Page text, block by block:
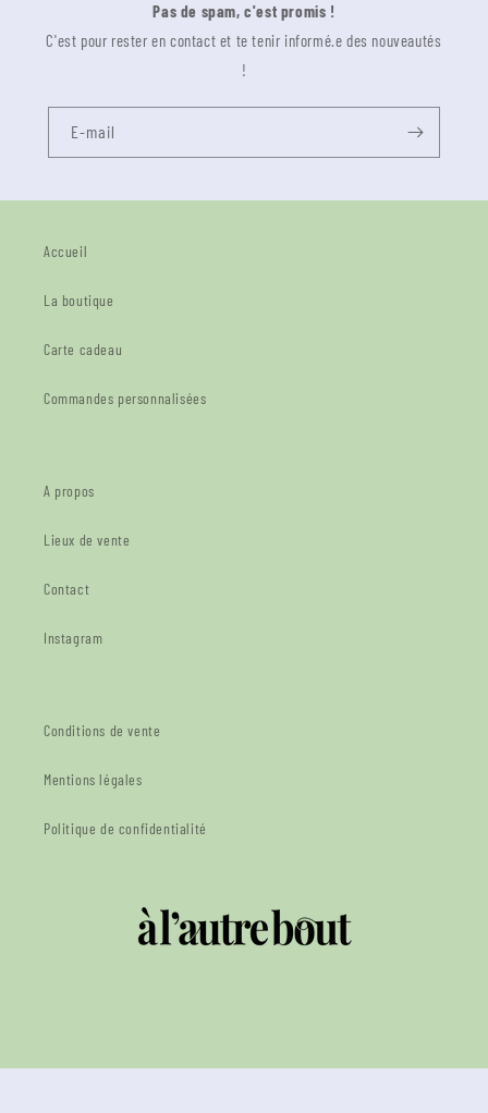
Pas de spam, c'est promis !
C'est pour rester en contact et te tenir informé.e des nouveautés
!
E-mail
Accueil
La boutique
Carte cadeau
Commandes personnalisées
A propos
Lieux de vente
Contact
Instagram
Conditions de vente
Mentions légales
Politique de confidentialité